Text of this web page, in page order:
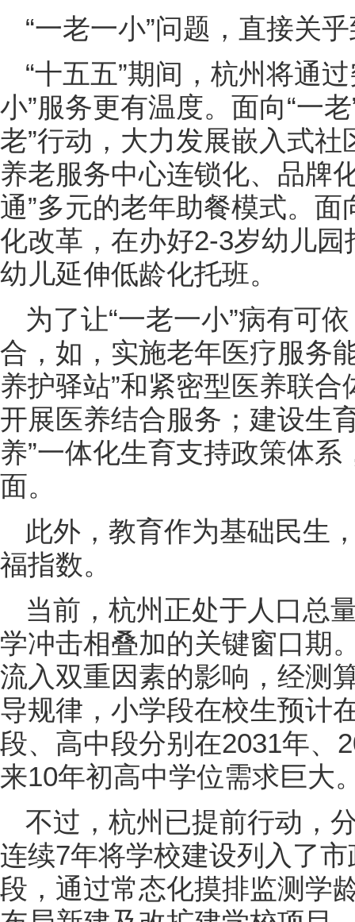
“一老一小”问题，直接关
“十五五”期间，杭州将通
小”服务更有温度。面向“一
老”行动，大力发展嵌入式
养老服务中心连锁化、品牌
通”多元的老年助餐模式。面
化改革，在办好2-3岁幼儿
幼儿延伸低龄化托班。
为了让“一老一小”病有可
合，如，实施老年医疗服务
养护驿站”和紧密型医养联
开展医养结合服务；建设生
养”一体化生育支持政策体系
面。
此外，教育作为基础民生
福指数。
当前，杭州正处于人口总
学冲击相叠加的关键窗口期
流入双重因素的影响，经测
导规律，小学段在校生预计
段、高中段分别在2031年、
来10年初高中学位需求巨大
不过，杭州已提前行动，
连续7年将学校建设列入了
段，通过常态化摸排监测学